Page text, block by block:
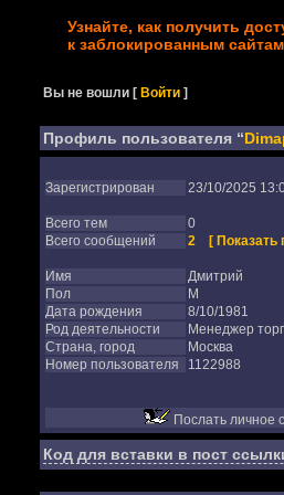
Узнайте, как получить
к заблокированным сайтам
Вы не вошли [Войти ]
Профиль пользователя “
Зарегистрирован 23/10/2025
Всего тем
0
Всего сообщений
2 [ Показать
Имя
Дмитрий
Пол
М
Дата рождения
8/10/1981
Род деятельности
Менеджер
Страна, город
Москва
Номер пользователя
1122988
Послать личное
Код для вставки в пост